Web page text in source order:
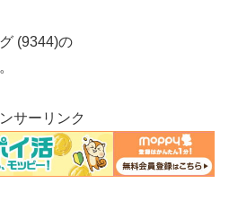
(9344)の
サーリンク